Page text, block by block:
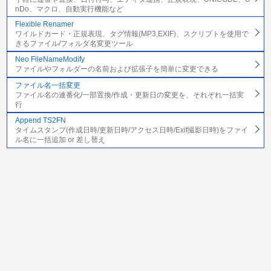
nDo、マクロ、自動実行機能など
Flexible Renamer
ワイルドカード・正規表現、タグ情報(MP3,EXIF)、スクリプトを使用で
きるファイル/フォルダ名変更ツール
Neo FileNameModify
ファイルやフォルダーの名前および拡張子を簡単に変更できる
ファイル名一括変更
ファイル名の連番化/一部置換/作成・更新日の変更を、それぞれ一括実
行
Append TS2FN
タイムスタンプ(作成日時/更新日時/アクセス日時/Exif撮影日時)をファイ
ル名に一括追加 or 差し替え